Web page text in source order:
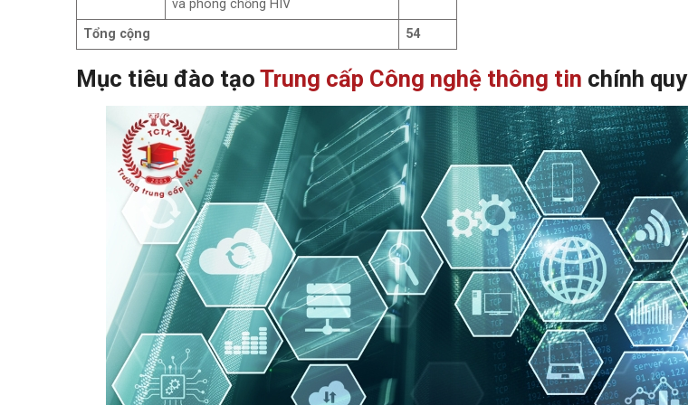
và phòng chống HIV
Tổng cộng
54
Mục tiêu đào tạo Trung cấp Công nghệ thông tin chính quy